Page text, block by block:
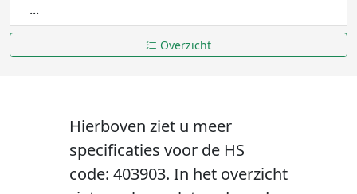
...
Overzicht
Hierboven ziet u meer
specificaties voor de HS
code: 403903. In het overzicht